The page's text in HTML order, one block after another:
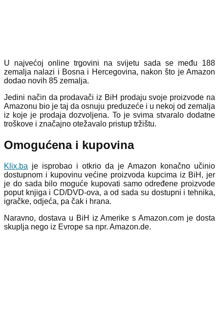
U najvećoj online trgovini na svijetu sada se među 188
zemalja nalazi i Bosna i Hercegovina, nakon što je Amazon
dodao novih 85 zemalja.
Jedini način da prodavači iz BiH prodaju svoje proizvode na
Amazonu bio je taj da osnuju preduzeće i u nekoj od zemalja
iz koje je prodaja dozvoljena. To je svima stvaralo dodatne
troškove i značajno otežavalo pristup tržištu.
Omogućena i kupovina
Klix.ba je isprobao i otkrio da je Amazon konačno učinio
dostupnom i kupovinu većine proizvoda kupcima iz BiH, jer
je do sada bilo moguće kupovati samo određene proizvode
poput knjiga i CD/DVD-ova, a od sada su dostupni i tehnika,
igračke, odjeća, pa čak i hrana.
Naravno, dostava u BiH iz Amerike s Amazon.com je dosta
skuplja nego iz Evrope sa npr. Amazon.de.